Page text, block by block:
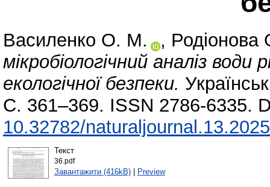
Василенко О. М. ,
мікробіологічний аналіз
екологічної безпеки.
С. 361–369. ISSN 2786-6335.
10.32782/
Текст
36.pdf
Завантажити (416kB)| Preview